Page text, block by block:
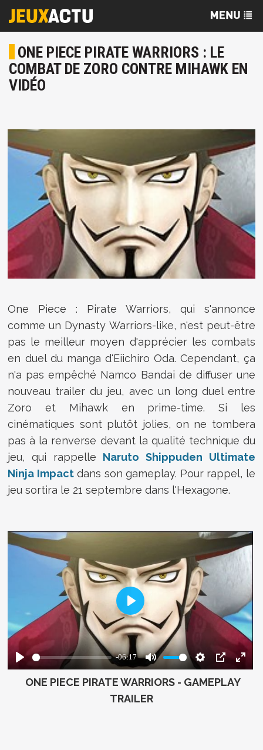
ONE PIECE PIRATE WARRIORS : LE
COMBAT DE ZORO CONTRE MIHAWK EN
VIDÉO
One Piece : Pirate Warriors, qui s'annonce
comme un Dynasty Warriors-like, n'est peut-être
pas le meilleur moyen d'apprécier les combats
en duel du manga d'Eiichiro Oda. Cependant, ça
n'a pas empêché Namco Bandai de diffuser une
nouveau trailer du jeu, avec un long duel entre
Zoro et Mihawk en prime-time. Si les
cinématiques sont plutôt jolies, on ne tombera
pas à la renverse devant la qualité technique du
jeu, qui rappelle Naruto Shippuden Ultimate
Ninja Impactdans son gameplay. Pour rappel, le
jeu sortira le 21 septembre dans l'Hexagone.
ONE PIECE PIRATE WARRIORS - GAMEPLAY
TRAILER